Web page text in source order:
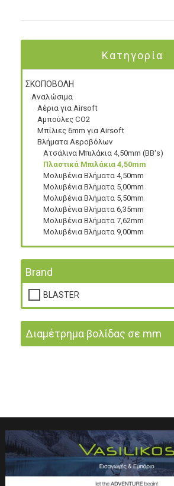
Κατηγορία
ΣΚΟΠΟΒΟΛΗ
Αναλώσιμα
Αέρια για Airsoft
Αμπούλες CO2
Μπίλιες 6mm για Airsoft
Βλήματα Αεροβόλων
Ατσάλινα Μπιλάκια 4,50mm (BB's)
Πλαστικά Μπιλάκια 4,50mm
Μολυβένια Βλήματα 4,50mm
Μολυβένια Βλήματα 5,00mm
Μολυβένια Βλήματα 5,50mm
Μολυβένια Βλήματα 6,35mm
Μολυβένια Βλήματα 7,62mm
Μολυβένια Βλήματα 9,00mm
Brand
BLASTER
Διαμέτρημα βολίδας σε mm